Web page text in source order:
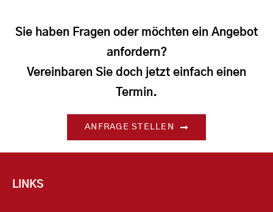
Sie haben Fragen oder möchten ein Angebot
anfordern?
Vereinbaren Sie doch jetzt einfach einen
Termin.
ANFRAGE STELLEN
LINKS